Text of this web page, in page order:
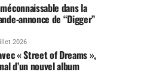
dans la
annonce de “Digger”
2026
« Street of Dreams »,
d’un nouvel album